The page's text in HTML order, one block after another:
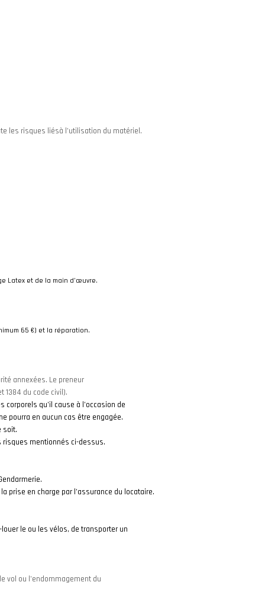
les risques liésà l’utilisation du matériel.
Latex et de la main d’œuvre.
65 €) et la réparation.
annexées. Le preneur
1384 du code civil).
qu’il cause à l’occasion de
pourra en aucun cas être engagée.
soit.
risques mentionnés ci-dessus.
prise en charge par l’assurance du locataire.
le ou les vélos, de transporter un
vol ou l’endommagement du